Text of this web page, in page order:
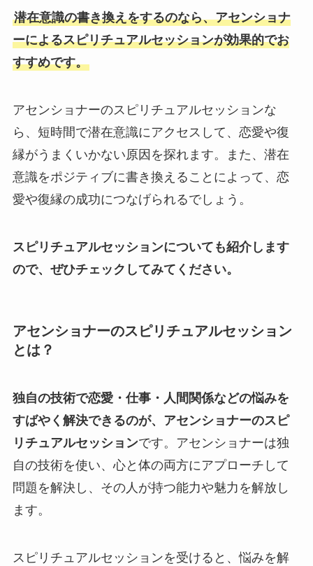
潜在意識の書き換えをするのなら、アセンショナ
ーによるスピリチュアルセッションが効果的でお
すすめです。
アセンショナーのスピリチュアルセッションな
ら、短時間で潜在意識にアクセスして、恋愛や復
縁がうまくいかない原因を探れます。また、潜在
意識をポジティブに書き換えることによって、恋
愛や復縁の成功につなげられるでしょう。
スピリチュアルセッションについても紹介します
ので、ぜひチェックしてみてください。
アセンショナーのスピリチュアルセッション
とは？
独自の技術で恋愛・仕事・人間関係などの悩みを
すばやく解決できるのが、アセンショナーのスピ
リチュアルセッションです。アセンショナーは独
自の技術を使い、心と体の両方にアプローチして
問題を解決し、その人が持つ能力や魅力を解放し
ます。
スピリチュアルセッションを受けると、悩みを解